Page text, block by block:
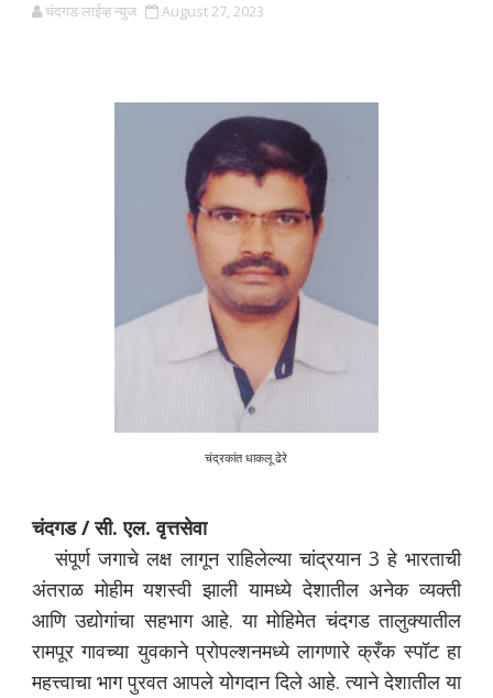
चंदगड लाईव्ह न्युज August 27, 2023
चंद्रकांत धाकलू ढेरे
चंदगड / सी. एल. वृत्तसेवा
संपूर्ण जगाचे लक्ष लागून राहिलेल्या चांद्रयान 3 हे भारताची
अंतराळ मोहीम यशस्वी झाली यामध्ये देशातील अनेक व्यक्ती
आणि उद्योगांचा सहभाग आहे. या मोहिमेत चंदगड तालुक्यातील
रामपूर गावच्या युवकाने प्रोपल्शनमध्ये लागणारे क्रँक स्पॉट हा
महत्त्वाचा भाग पुरवत आपले योगदान दिले आहे. त्याने देशातील या